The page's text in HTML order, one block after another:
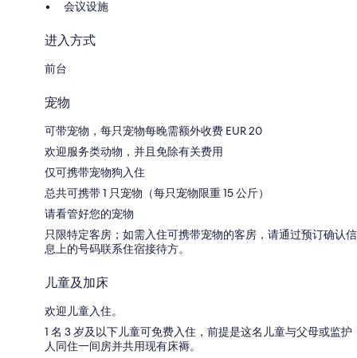
会议设施
进入方式
前台
宠物
可带宠物，每只宠物每晚需额外收费 EUR 20
欢迎服务类动物，并且免除有关费用
仅可携带宠物狗入住
总共可携带 1 只宠物（每只宠物限重 15 公斤）
请看管好您的宠物
只限特定客房；如需入住可携带宠物的客房，请通过预订确认信
息上的号码联系住宿接待方。
儿童及加床
欢迎儿童入住。
1 名 3 岁及以下儿童可免费入住，前提是这名儿童与父母或监护
人同住一间房并共用现有床褥。